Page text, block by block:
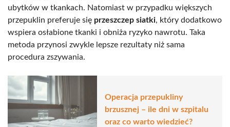
ubytków w tkankach. Natomiast w przypadku większych
przepuklin preferuje się przeszczep siatki, który dodatkowo
wspiera osłabione tkanki i obniża ryzyko nawrotu. Taka
metoda przynosi zwykle lepsze rezultaty niż sama
procedura zszywania.
Operacja przepukliny
brzusznej – ile dni w szpitalu
oraz co warto wiedzieć?